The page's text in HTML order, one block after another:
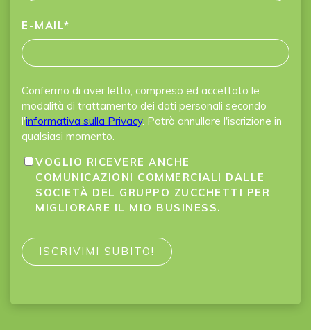
E-MAIL*
Confermo di aver letto, compreso ed accettato le
modalità di trattamento dei dati personali secondo
l'informativa sulla Privacy. Potrò annullare l'iscrizione in
qualsiasi momento.
VOGLIO RICEVERE ANCHE
COMUNICAZIONI COMMERCIALI DALLE
SOCIETÀ DEL GRUPPO ZUCCHETTI PER
MIGLIORARE IL MIO BUSINESS.